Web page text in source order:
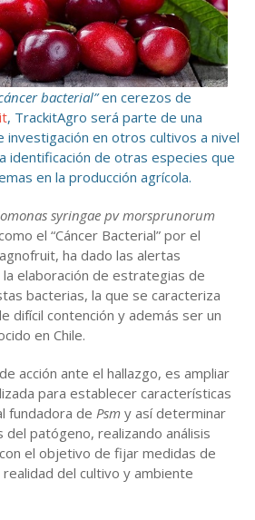
bacterial”en cerezos de
, TrackitAgro será parte de una
investigación en otros cultivos a nivel
identificación de otras especies que
en la producción agrícola.
syringae pv morsprunorum
el “Cáncer Bacterial” por el
ha dado las alertas
elaboración de estrategias de
bacterias, la que se caracteriza
difícil contención y además ser un
en Chile.
acción ante el hallazgo, es ampliar
para establecer características
fundadora de Psm y así determinar
del patógeno, realizando análisis
el objetivo de fijar medidas de
del cultivo y ambiente